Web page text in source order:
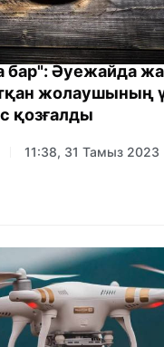
Әуежайда
жолаушының
қозғалды
11:38, 31 Тамыз 2023